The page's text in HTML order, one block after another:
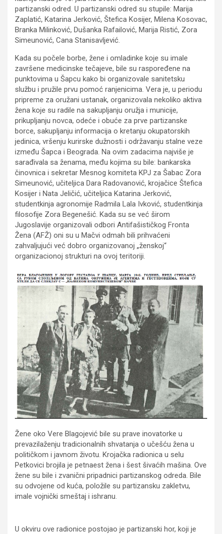
partizanski odred. U partizanski odred su stupile: Marija
Zaplatić, Katarina Jerković, Štefica Kosijer, Milena Kosovac,
Branka Milinković, Dušanka Rafailović, Marija Ristić, Zora
Simeunović, Cana Stanisavljević.
Kada su počele borbe, žene i omladinke koje su imale
završene medicinske tečajeve, bile su raspoređene na
punktovima u Šapcu kako bi organizovale sanitetsku
službu i pružile prvu pomoć ranjenicima. Vera je, u periodu
pripreme za oružani ustanak, organizovala nekoliko aktiva
žena koje su radile na sakupljanju oružja i municije,
prikupljanju novca, odeće i obuće za prve partizanske
borce, sakupljanju informacija o kretanju okupatorskih
jedinica, vršenju kurirske dužnosti i održavanju stalne veze
između Šapca i Beograda. Na ovim zadacima najviše je
sarađivala sa ženama, među kojima su bile: bankarska
činovnica i sekretar Mesnog komiteta KPJ za Šabac Zora
Simeunović, učiteljica Dara Radovanović, krojačice Štefica
Kosijer i Nata Jeličić, učiteljica Katarina Jerković,
studentkinja agronomije Radmila Lala Ivković, studentkinja
filosofije Zora Begenešić. Kada su se već širom
Jugoslavije organizovali odbori Antifašističkog Fronta
Žena (AFŽ) oni su u Mačvi odmah bili prihvaćeni
zahvaljujući već dobro organizovanoj „ženskoj“
organizacionoj strukturi na ovoj teritoriji.
Žene oko Vere Blagojević bile su prave inovatorke u
prevazilaženju tradicionalnih shvatanja o učešću žena u
političkom i javnom životu. Krojačka radionica u selu
Petkovici brojila je petnaest žena i šest šivaćih mašina. Ove
žene su bile i zvanični pripadnici partizanskog odreda. Bile
su odvojene od kuća, položile su partizansku zakletvu,
imale vojnički smeštaj i ishranu.
U okviru ove radionice postojao je partizanski hor, koji je